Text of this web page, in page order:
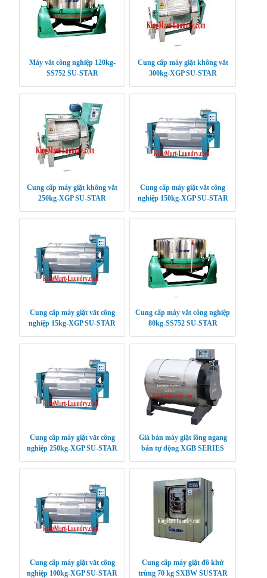
Máy vắt công nghiệp 120kg-
SS752 SU-STAR
Cung cấp máy giặt không vắt
300kg-XGP SU-STAR
Cung cấp máy giặt không vắt
250kg-XGP SU-STAR
Cung cấp máy giặt vắt công
nghiệp 150kg-XGP SU-STAR
Cung cấp máy giặt vắt công
nghiệp 15kg-XGP SU-STAR
Cung cấp máy vắt công nghiệp
80kg-SS752 SU-STAR
Cung cấp máy giặt vắt công
nghiệp 250kg-XGP SU-STAR
Giá bán máy giặt lồng ngang
bán tự động XGB SERIES
Cung cấp máy giặt vắt công
nghiệp 100kg-XGP SU-STAR
Cung cấp máy giặt đồ khử
trùng 70 kg SXBW SUSTAR